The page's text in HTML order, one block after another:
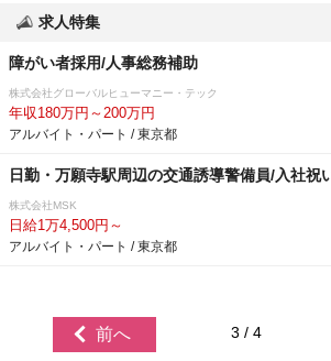
求人特集
障がい者採用/人事総務補助
株式会社グローバルヒューマニー・テック
年収180万円～200万円
アルバイト・パート / 東京都
日勤・万願寺駅周辺の交通誘導警備員/入社祝
株式会社MSK
日給1万4,500円～
アルバイト・パート / 東京都
前へ 3 / 4